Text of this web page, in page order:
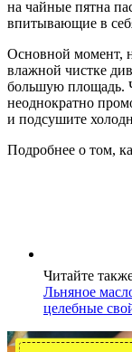
на чайные пятна
впитывающие в
Основной момент,
влажной чистке
большую площадь.
неоднократно
и подсушите
Подробнее о том,
Читайте
Льняное
целебные